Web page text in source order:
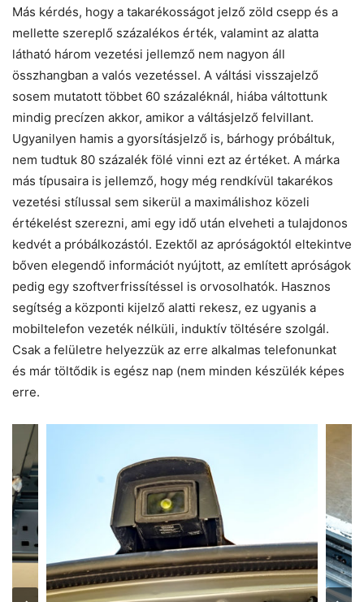
Más kérdés, hogy a takarékosságot jelző zöld csepp és a
mellette szereplő százalékos érték, valamint az alatta
látható három vezetési jellemző nem nagyon áll
összhangban a valós vezetéssel. A váltási visszajelző
sosem mutatott többet 60 százaléknál, hiába váltottunk
mindig precízen akkor, amikor a váltásjelző felvillant.
Ugyanilyen hamis a gyorsításjelző is, bárhogy próbáltuk,
nem tudtuk 80 százalék fölé vinni ezt az értéket. A márka
más típusaira is jellemző, hogy még rendkívül takarékos
vezetési stílussal sem sikerül a maximálishoz közeli
értékelést szerezni, ami egy idő után elveheti a tulajdonos
kedvét a próbálkozástól. Ezektől az apróságoktól eltekintve
bőven elegendő információt nyújtott, az említett apróságok
pedig egy szoftverfrissítéssel is orvosolhatók. Hasznos
segítség a központi kijelző alatti rekesz, ez ugyanis a
mobiltelefon vezeték nélküli, induktív töltésére szolgál.
Csak a felületre helyezzük az erre alkalmas telefonunkat
és már töltődik is egész nap (nem minden készülék képes
erre.